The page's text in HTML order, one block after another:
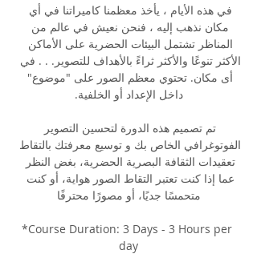
في هذه الأيام ، يأخذ معظمنا كاميراتنا في أي
مكان نذهب إليه ، فنحن نعيش في عالم من
المناظر تشتمل البيئات الحضرية على الأماكن
الأكثر تنوعًا والأكثر ثراءً بالأهداف للتصوير. . . في
أى مكان. تحتوي معظم الصور على "موضوع"
داخل الإعداد أو الخلفية.
تم تصميم هذه الدورة لتحسين التصوير
الفوتوغرافي الخاص بك و توسيع معرفتك بالتقاط
تعقيدات الثقافة البصرية الحضرية، بغض النظر
عما إذا كنت تعتبر التقاط الصور هواية، أو كنت
متحمسًا جديًا، أو مصورًا محترفًا
*Course Duration: 3 Days - 3 Hours per
day